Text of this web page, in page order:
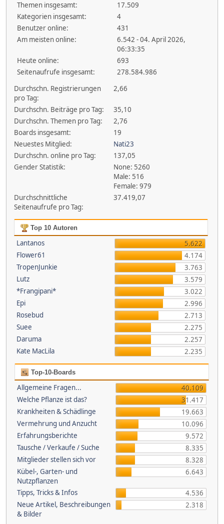
Themen insgesamt:
17.509
Kategorien insgesamt:
4
Benutzer online:
431
Am meisten online:
6.542 - 04. April 2026,
06:33:35
Heute online:
693
Seitenaufrufe insgesamt:
278.584.986
Durchschn. Registrierungen
pro Tag:
2,66
Durchschn. Beiträge pro Tag:
35,10
Durchschn. Themen pro Tag:
2,76
Boards insgesamt:
19
Neuestes Mitglied:
Nati23
Durchschn. online pro Tag:
137,05
Gender Statistik:
None: 5260
Male: 516
Female: 979
Durchschnittliche
Seitenaufrufe pro Tag:
37.419,07
Top 10 Autoren
Lantanos
5.622
Flower61
4.174
TropenJunkie
3.763
Lutz
3.579
*Frangipani*
3.022
Epi
2.996
Rosebud
2.713
Suee
2.275
Daruma
2.257
Kate MacLila
2.235
Top-10-Boards
Allgemeine Fragen...
40.109
Welche Pflanze ist das?
31.417
Krankheiten & Schädlinge
19.663
Vermehrung und Anzucht
10.096
Erfahrungsberichte
9.572
Tausche / Verkaufe / Suche
8.335
Mitglieder stellen sich vor
8.328
Kübel-, Garten- und
Nutzpflanzen
6.643
Tipps, Tricks & Infos
4.536
Neue Artikel, Beschreibungen
& Bilder
2.318